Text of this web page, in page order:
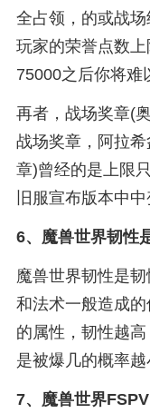
全占领，的或战场
玩家的荣誉点数
75000之后你将难
再者，战场奖章(
战场奖章，阿拉
章)曾经的是上限
旧服宣布版本中中
6、 魔兽世界韧性
魔兽世界韧性是
和法术一般造成
的属性，韧性越
是被爆几的概率
7、 魔兽世界